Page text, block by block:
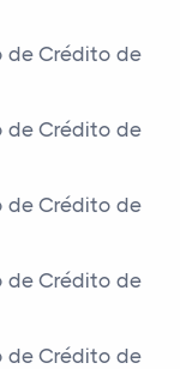
de Crédito de
de Crédito de
de Crédito de
de Crédito de
de Crédito de